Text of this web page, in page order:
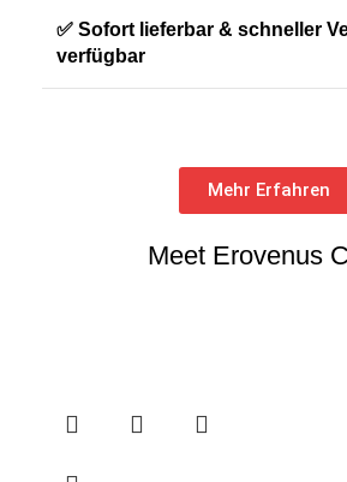
✅ Sofort lieferbar & schneller
verfügbar
Mehr Erfahren
Meet Erovenus